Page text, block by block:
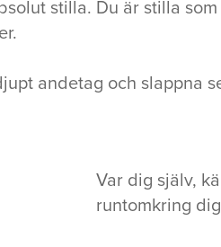
stilla. Du är stilla
andetag och slappna
Var dig själv,
runtomkring